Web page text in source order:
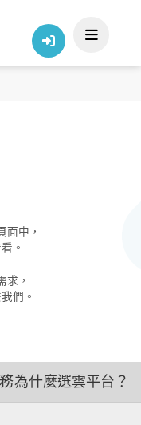
面中，
。
求，
們。
為什麼選雲平台？